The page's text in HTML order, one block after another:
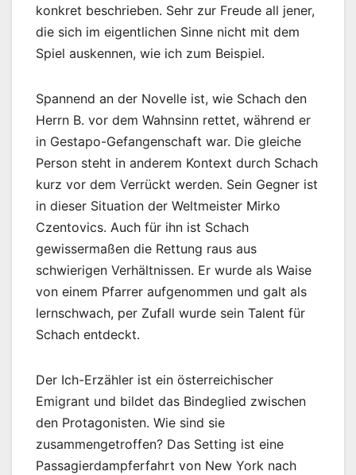
konkret beschrieben. Sehr zur Freude all jener,
die sich im eigentlichen Sinne nicht mit dem
Spiel auskennen, wie ich zum Beispiel.
Spannend an der Novelle ist, wie Schach den
Herrn B. vor dem Wahnsinn rettet, während er
in Gestapo-Gefangenschaft war. Die gleiche
Person steht in anderem Kontext durch Schach
kurz vor dem Verrückt werden. Sein Gegner ist
in dieser Situation der Weltmeister Mirko
Czentovics. Auch für ihn ist Schach
gewissermaßen die Rettung raus aus
schwierigen Verhältnissen. Er wurde als Waise
von einem Pfarrer aufgenommen und galt als
lernschwach, per Zufall wurde sein Talent für
Schach entdeckt.
Der Ich-Erzähler ist ein österreichischer
Emigrant und bildet das Bindeglied zwischen
den Protagonisten. Wie sind sie
zusammengetroffen? Das Setting ist eine
Passagierdampferfahrt von New York nach